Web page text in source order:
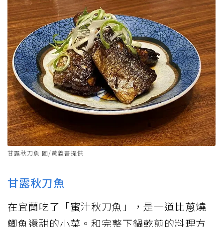
甘露秋刀魚 圖/黃義書提供
甘露秋刀魚
在宜蘭吃了「蜜汁秋刀魚」，是一道比蔥燒
鯽魚還甜的小菜。和完整下鍋乾煎的料理方